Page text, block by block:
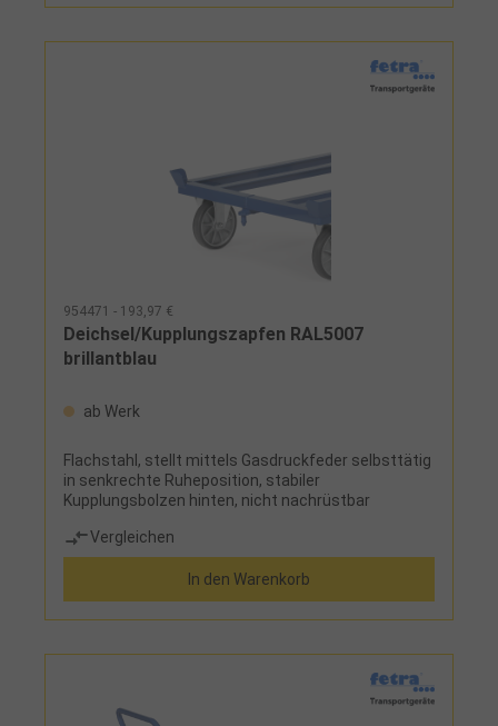
954471 - 193,97 €
Deichsel/Kupplungszapfen RAL5007
brillantblau
ab Werk
Flachstahl, stellt mittels Gasdruckfeder selbsttätig
in senkrechte Ruheposition, stabiler
Kupplungsbolzen hinten, nicht nachrüstbar
Vergleichen
In den Warenkorb